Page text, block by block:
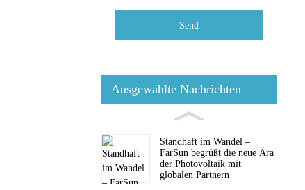
Send
Ausgewählte Nachrichten
Standhaft im Wandel –
FarSun begrüßt die neue Ära
der Photovoltaik mit
globalen Partnern